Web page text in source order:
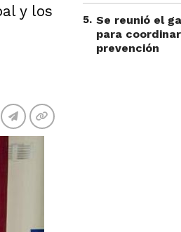
y los
5. Se reunió el
para
prevención